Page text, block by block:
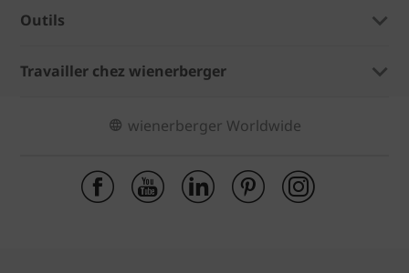
Outils
Travailler chez wienerberger
wienerberger Worldwide